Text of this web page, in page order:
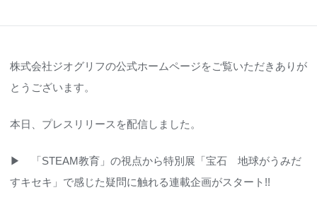
株式会社ジオグリフの公式ホームページをご覧いただきありが
とうございます。
本日、プレスリリースを配信しました。
▶
「STEAM教育」の視点から特別展「宝石 地球がうみだ
すキセキ」で感じた疑問に触れる連載企画がスタート!!